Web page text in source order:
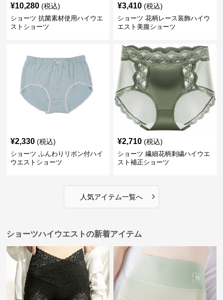
¥10,280 (税込)
ショーツ 抗菌素材使用ハイウエ
ストショーツ
¥3,410 (税込)
ショーツ 花柄レース装飾ハイウ
エスト美腹ショーツ
¥2,330 (税込)
ショーツ ふんわりリボン付ハイ
ウエストショーツ
¥2,710 (税込)
ショーツ 繊細花柄刺繍ハイウエ
スト補正ショーツ
人気アイテム一覧へ ›
ショーツハイウエストの新着アイテム